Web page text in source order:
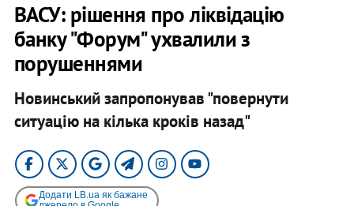
ВАСУ: рішення про ліквідацію
банку "Форум" ухвалили з
порушеннями
Новинський запропонував "повернути
ситуацію на кілька кроків назад"
Додати LB.ua як бажане